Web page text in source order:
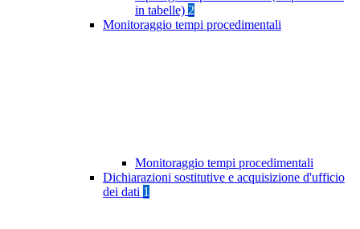
in tabelle) 2
Monitoraggio tempi procedimentali
Monitoraggio tempi procedimentali
Dichiarazioni sostitutive e acquisizione d'ufficio
dei dati 1